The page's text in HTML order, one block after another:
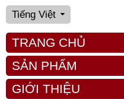
Tiếng Việt
TRANG CHỦ
SẢN PHẨM
GIỚI THIỆU